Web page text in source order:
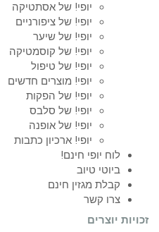
יופי! של אסתטיקה
יופי! של ציפורניים
יופי! של שיער
יופי! של קוסמטיקה
יופי! של טיפול
יופי! מוצרים חדשים
יופי! של הפקות
יופי! של סלבס
יופי! של אופנה
יופי! ארכיון כתבות
לוח יופי חינם!
ביוטי טיוב
קבלת מגזין חינם
צרו קשר
זכויות יוצרים